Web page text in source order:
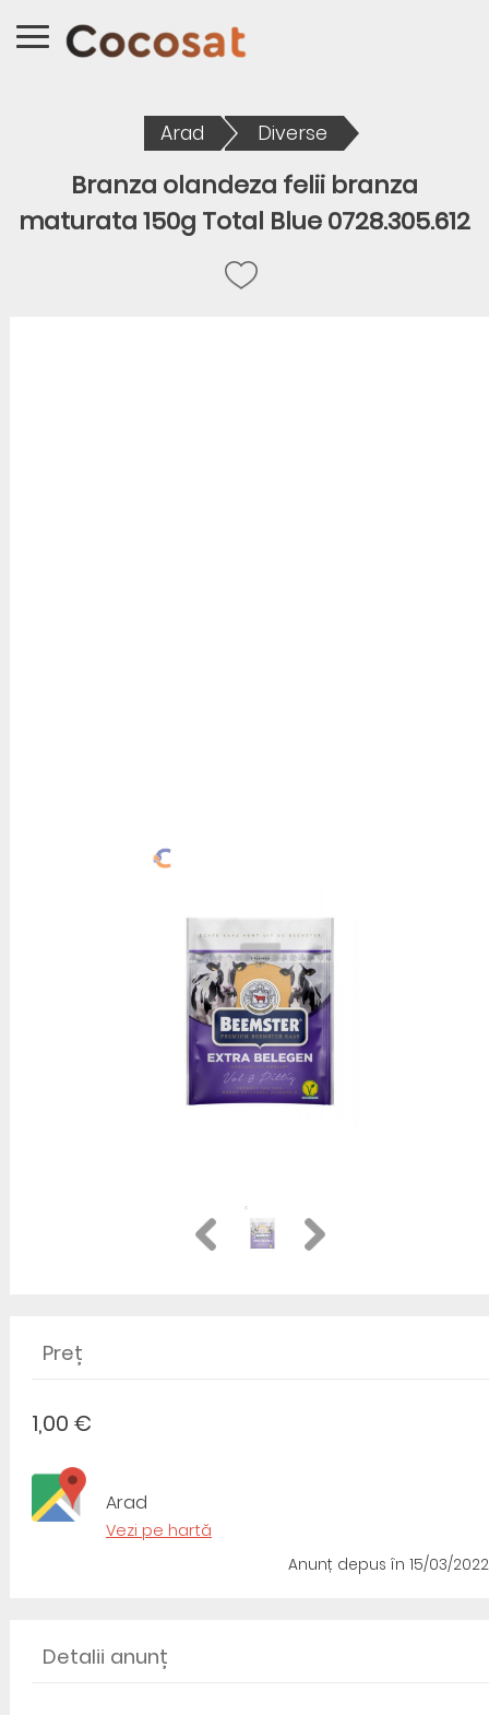
Arad Diverse
Branza olandeza felii branza
maturata 150g Total Blue 0728.305.612
Preț
1,00 €
Arad
Vezi pe hartă
Anunț depus în 15/03/2022
Detalii anunț